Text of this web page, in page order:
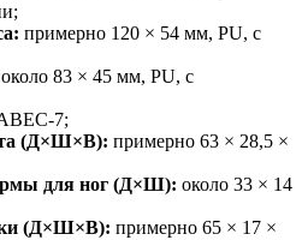
примерно 120 × 54 мм, PU, с
около 83 × 45 мм, PU, с
(Д×Ш×В): примерно 63 × 28,5 ×
для ног (Д×Ш): около 33 × 14
(Д×Ш×В): примерно 65 × 17 ×